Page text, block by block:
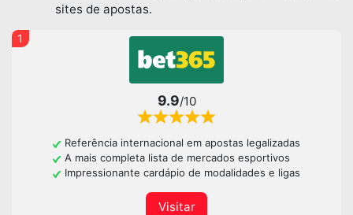
sites de apostas.
1
9.9/10
Referência internacional em apostas legalizadas
A mais completa lista de mercados esportivos
Impressionante cardápio de modalidades e ligas
Visitar